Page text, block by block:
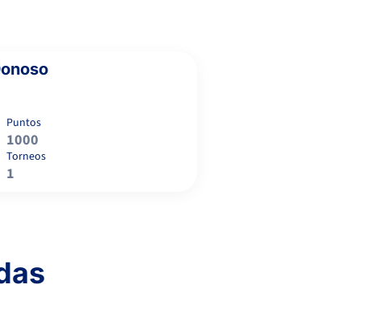
Puntos
1000
Torneos
1